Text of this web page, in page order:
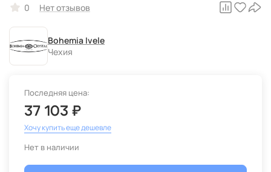
0 Нет отзывов
Bohemia Ivele
Чехия
Последняя цена:
37 103 ₽
Хочу купить еще дешевле
Нет в наличии